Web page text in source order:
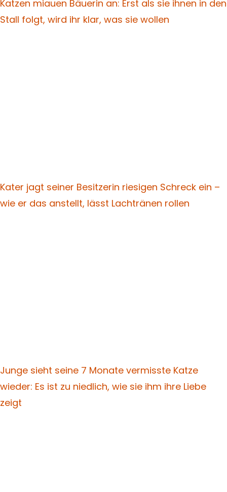
Katzen miauen Bäuerin an: Erst als sie ihnen in den
Stall folgt, wird ihr klar, was sie wollen
Kater jagt seiner Besitzerin riesigen Schreck ein –
wie er das anstellt, lässt Lachtränen rollen
Junge sieht seine 7 Monate vermisste Katze
wieder: Es ist zu niedlich, wie sie ihm ihre Liebe
zeigt